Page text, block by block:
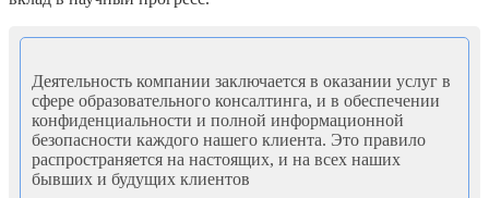
Деятельность компании заключается в оказании услуг в
сфере образовательного консалтинга, и в обеспечении
конфиденциальности и полной информационной
безопасности каждого нашего клиента. Это правило
распространяется на настоящих, и на всех наших
бывших и будущих клиентов